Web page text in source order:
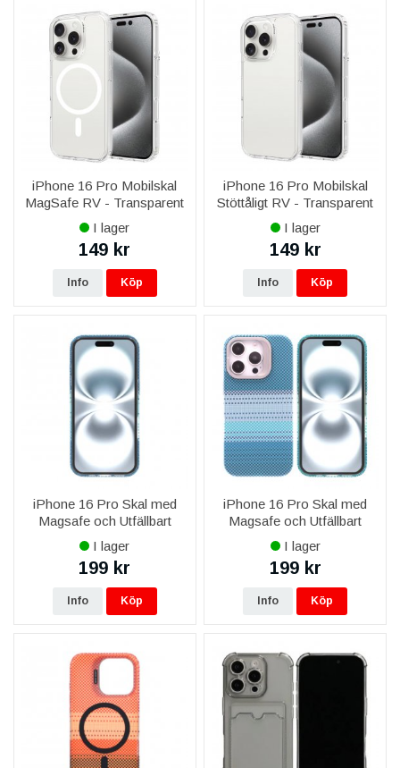
iPhone 16 Pro Mobilskal
MagSafe RV - Transparent
I lager
149 kr
Info Köp
iPhone 16 Pro Mobilskal
Stöttåligt RV - Transparent
I lager
149 kr
Info Köp
iPhone 16 Pro Skal med
Magsafe och Utfällbart
Stativ - Randig Blå
I lager
199 kr
Info Köp
iPhone 16 Pro Skal med
Magsafe och Utfällbart
Stativ - Randig Grön
I lager
199 kr
Info Köp